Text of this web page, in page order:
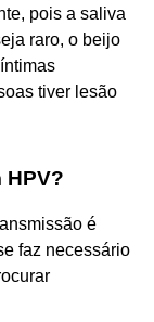
pois a saliva
raro, o beijo
tiver lesão
HPV?
é
faz necessário